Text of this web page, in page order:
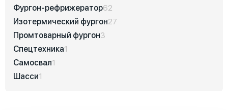
Фургон-рефрижератор62
Изотермический фургон27
Промтоварный фургон3
Спецтехника1
Самосвал1
Шасси1